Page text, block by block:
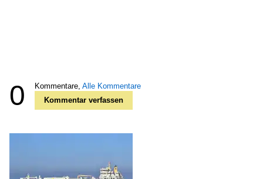
0 Kommentare, Alle Kommentare
Kommentar verfassen